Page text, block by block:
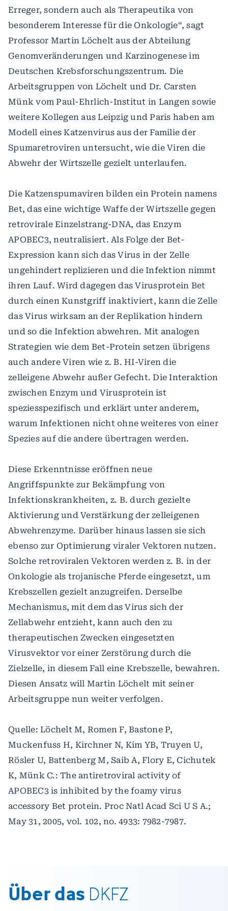
Erreger, sondern auch als Therapeutika von
besonderem Interesse für die Onkologie“, sagt
Professor Martin Löchelt aus der Abteilung
Genomveränderungen und Karzinogenese im
Deutschen Krebsforschungszentrum. Die
Arbeitsgruppen von Löchelt und Dr. Carsten
Münk vom Paul-Ehrlich-Institut in Langen sowie
weitere Kollegen aus Leipzig und Paris haben am
Modell eines Katzenvirus aus der Familie der
Spumaretroviren untersucht, wie die Viren die
Abwehr der Wirtszelle gezielt unterlaufen.
Die Katzenspumaviren bilden ein Protein namens
Bet, das eine wichtige Waffe der Wirtszelle gegen
retrovirale Einzelstrang-DNA, das Enzym
APOBEC3, neutralisiert. Als Folge der Bet-
Expression kann sich das Virus in der Zelle
ungehindert replizieren und die Infektion nimmt
ihren Lauf. Wird dagegen das Virusprotein Bet
durch einen Kunstgriff inaktiviert, kann die Zelle
das Virus wirksam an der Replikation hindern
und so die Infektion abwehren. Mit analogen
Strategien wie dem Bet-Protein setzen übrigens
auch andere Viren wie z. B. HI-Viren die
zelleigene Abwehr außer Gefecht. Die Interaktion
zwischen Enzym und Virusprotein ist
speziesspezifisch und erklärt unter anderem,
warum Infektionen nicht ohne weiteres von einer
Spezies auf die andere übertragen werden.
Diese Erkenntnisse eröffnen neue
Angriffspunkte zur Bekämpfung von
Infektionskrankheiten, z. B. durch gezielte
Aktivierung und Verstärkung der zelleigenen
Abwehrenzyme. Darüber hinaus lassen sie sich
ebenso zur Optimierung viraler Vektoren nutzen.
Solche retroviralen Vektoren werden z. B. in der
Onkologie als trojanische Pferde eingesetzt, um
Krebszellen gezielt anzugreifen. Derselbe
Mechanismus, mit dem das Virus sich der
Zellabwehr entzieht, kann auch den zu
therapeutischen Zwecken eingesetzten
Virusvektor vor einer Zerstörung durch die
Zielzelle, in diesem Fall eine Krebszelle, bewahren.
Diesen Ansatz will Martin Löchelt mit seiner
Arbeitsgruppe nun weiter verfolgen.
Quelle: Löchelt M, Romen F, Bastone P,
Muckenfuss H, Kirchner N, Kim YB, Truyen U,
Rösler U, Battenberg M, Saib A, Flory E, Cichutek
K, Münk C.: The antiretroviral activity of
APOBEC3 is inhibited by the foamy virus
accessory Bet protein. Proc Natl Acad Sci U S A.;
May 31, 2005, vol. 102, no. 4933: 7982-7987.
Über das DKFZ